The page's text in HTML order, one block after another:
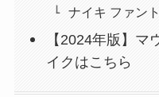
ナイキ ファン
【2024年版】
イクはこちら